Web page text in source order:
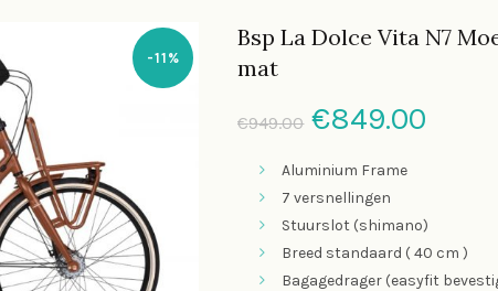
-11%
Bsp La Dolce Vita N7
mat
€949.00
prijs
was:
€949.00.
€849.00
is:
Aluminium Frame
7 versnellingen
Stuurslot (shimano)
Breed standaard ( 40 cm )
Bagagedrager (easyfit